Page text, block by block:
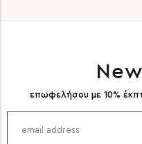
επωφελήσου με 10%